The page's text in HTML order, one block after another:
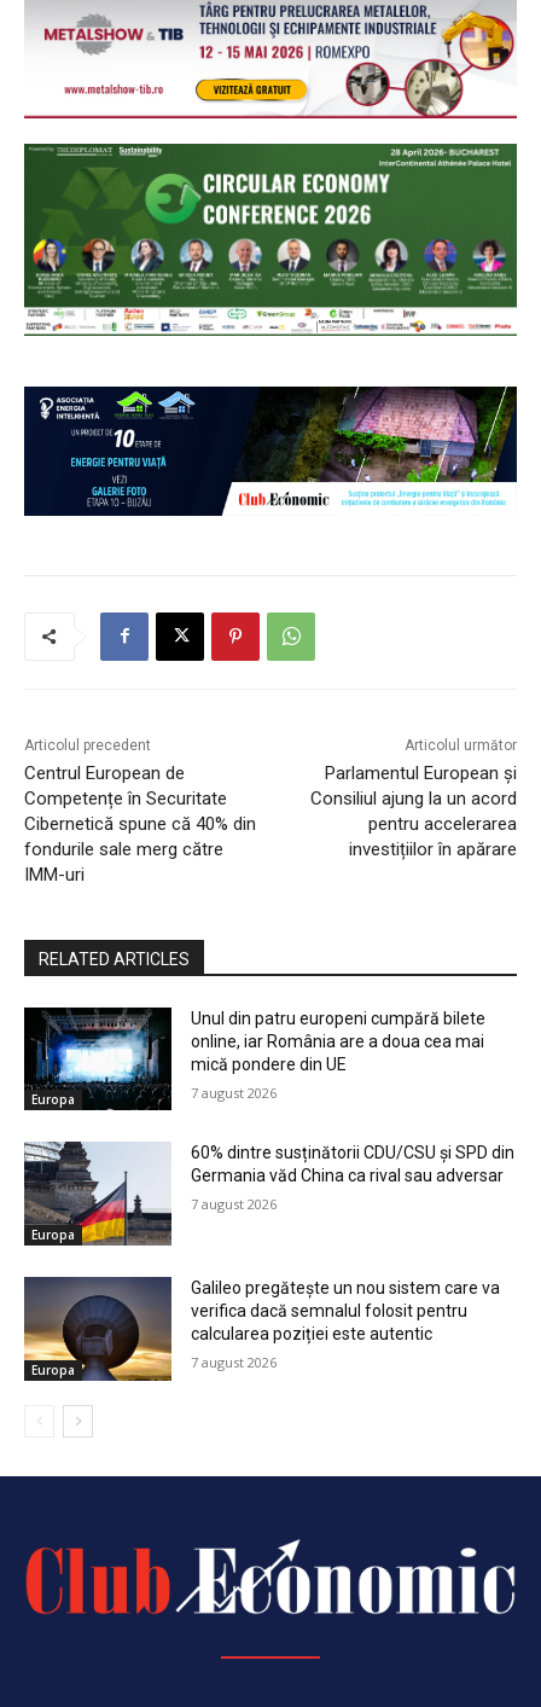
Articolul precedent
Centrul European de
Competențe în Securitate
Cibernetică spune că 40% din
fondurile sale merg către
IMM-uri
Articolul următor
Parlamentul European și
Consiliul ajung la un acord
pentru accelerarea
investițiilor în apărare
RELATED ARTICLES
Europa
Unul din patru europeni cumpără bilete
online, iar România are a doua cea mai
mică pondere din UE
7 august 2026
Europa
60% dintre susținătorii CDU/CSU și SPD din
Germania văd China ca rival sau adversar
7 august 2026
Europa
Galileo pregătește un nou sistem care va
verifica dacă semnalul folosit pentru
calcularea poziției este autentic
7 august 2026